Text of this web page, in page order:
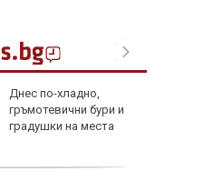
Днес по-хладно,
гръмотевични бури и
градушки на места